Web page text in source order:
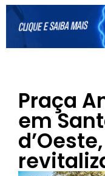
Praça
em